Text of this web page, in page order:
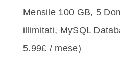
Mensile 100 GB, 5
illimitati, MySQL
5.99£ / mese)